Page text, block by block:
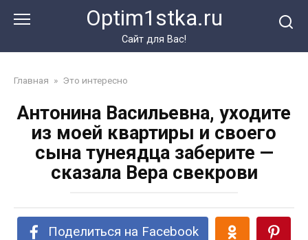
Optim1stka.ru
Сайт для Вас!
Главная » Это интересно
Антонина Васильевна, уходите
из моей квартиры и своего
сына тунеядца заберите —
сказала Вера свекрови
Поделиться на Facebook